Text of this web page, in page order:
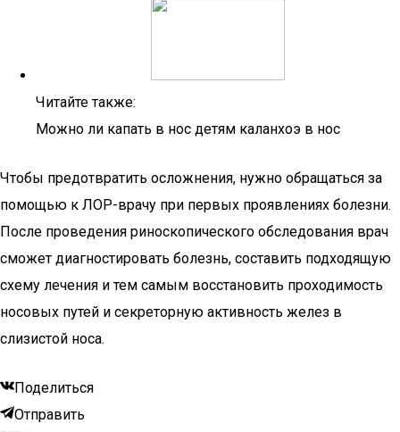
Читайте также:
Можно ли капать в нос детям каланхоэ в нос
Чтобы предотвратить осложнения, нужно обращаться за
помощью к ЛОР-врачу при первых проявлениях болезни.
После проведения риноскопического обследования врач
сможет диагностировать болезнь, составить подходящую
схему лечения и тем самым восстановить проходимость
носовых путей и секреторную активность желез в
слизистой носа.
Поделиться
Отправить